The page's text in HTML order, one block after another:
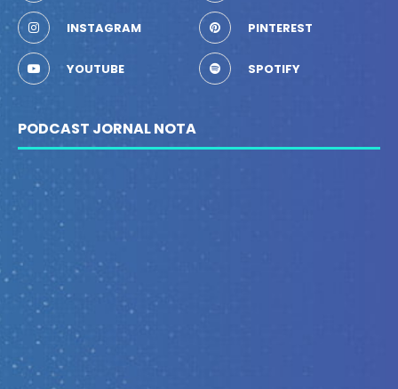
INSTAGRAM PINTEREST
YOUTUBE SPOTIFY
PODCAST JORNAL NOTA